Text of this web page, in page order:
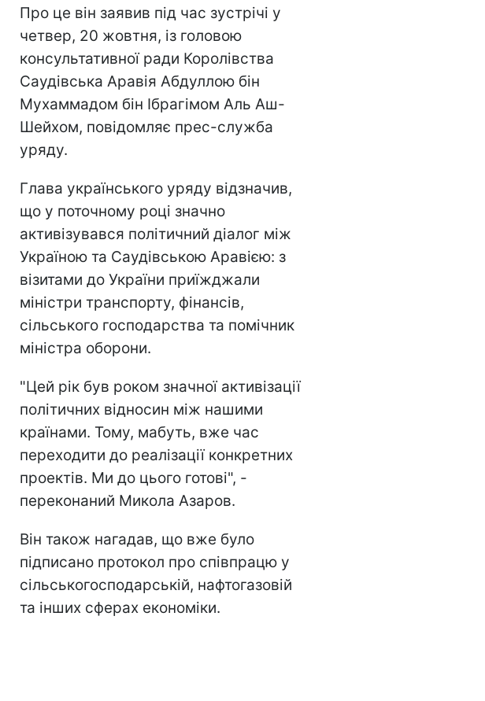
Про це він заявив під час зустрічі у
четвер, 20 жовтня, із головою
консультативної ради Королівства
Саудівська Аравія Абдуллою бін
Мухаммадом бін Ібрагімом Аль Аш-
Шейхом, повідомляє прес-служба
уряду.
Глава українського уряду відзначив,
що у поточному році значно
активізувався політичний діалог між
Україною та Саудівською Аравією: з
візитами до України приїжджали
міністри транспорту, фінансів,
сільського господарства та помічник
міністра оборони.
"Цей рік був роком значної активізації
політичних відносин між нашими
країнами. Тому, мабуть, вже час
переходити до реалізації конкретних
проектів. Ми до цього готові", -
переконаний Микола Азаров.
Він також нагадав, що вже було
підписано протокол про співпрацю у
сільськогосподарській, нафтогазовій
та інших сферах економіки.